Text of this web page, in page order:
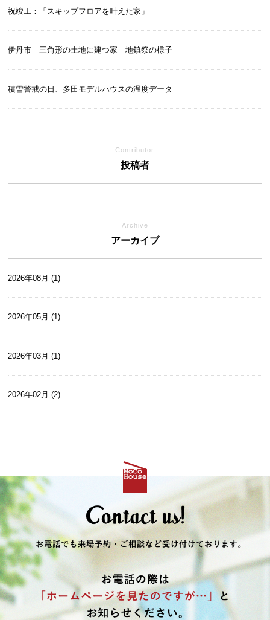
祝竣工：「スキップフロアを叶えた家」
伊丹市 三角形の土地に建つ家 地鎮祭の様子
積雪警戒の日、多田モデルハウスの温度データ
Contributor
投稿者
Archive
アーカイブ
2026年08月 (1)
2026年05月 (1)
2026年03月 (1)
2026年02月 (2)
2025年10月 (2)
2025年09月 (1)
2025年08月 (4)